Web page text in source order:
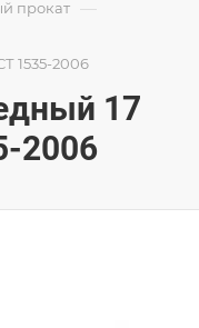
прокат —
1535-2006
17
2006